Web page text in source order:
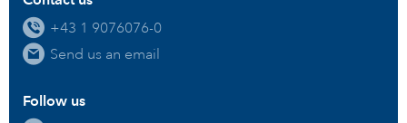
+43 1 9076076-0
Send us an email
Follow us